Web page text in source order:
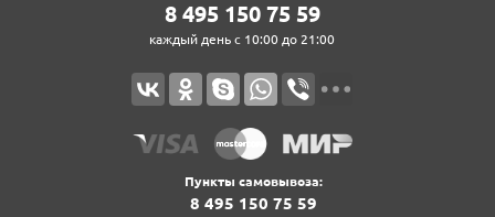
8‍ 4‍9‍5‍ 1‍5‍0‍ 7‍5‍ 5‍9‍
каждый день с 10:00 до 21:00
Пункты самовывоза:
8‍ 4‍9‍5‍ 1‍5‍0‍ 7‍5‍ 5‍9‍